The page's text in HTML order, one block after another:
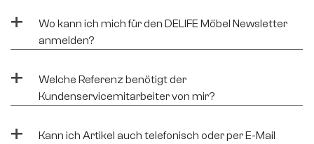
+
Wo kann ich mich für den DELIFE Möbel Newsletter
anmelden?
+
Welche Referenz benötigt der
Kundenservicemitarbeiter von mir?
+
Kann ich Artikel auch telefonisch oder per E-Mail